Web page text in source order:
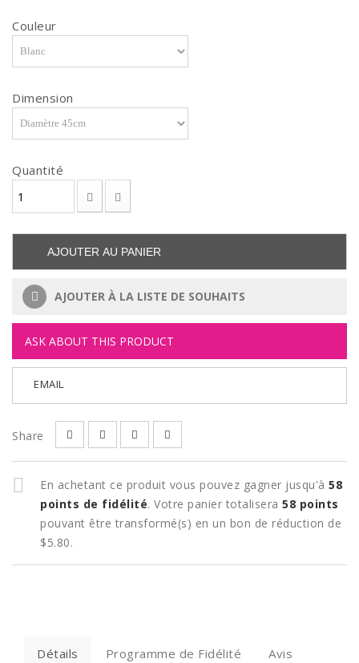
Couleur
Dimension
Quantité
AJOUTER AU PANIER
AJOUTER À LA LISTE DE SOUHAITS
ASK ABOUT THIS PRODUCT
EMAIL
Share
En achetant ce produit vous pouvez gagner jusqu'à 58
points de fidélité. Votre panier totalisera 58 points
pouvant être transformé(s) en un bon de réduction de
$5.80.
Détails Programme de Fidélité Avis